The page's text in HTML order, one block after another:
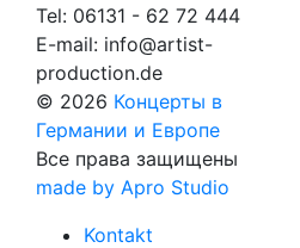
Tel: 06131 - 62 72 444
E-mail: info@artist-
production.de
© 2026 Концерты в
Германии и Европе
Все права защищены
made by Apro Studio
Kontakt